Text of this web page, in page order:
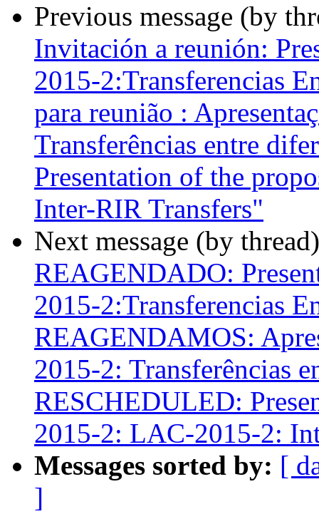
Previous message (by
Invitación a reunión:
2015-2:Transferencias
para reunião :
Transferências entre
Presentation of the
Inter-RIR Transfers"
Next message (by
REAGENDADO:
2015-2:Transferencias
REAGENDAMOS:
2015-2: Transferências
RESCHEDULED:
2015-2: LAC-2015-2:
Messages sorted by: [
]